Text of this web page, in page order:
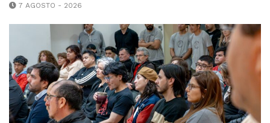
7 AGOSTO - 2026